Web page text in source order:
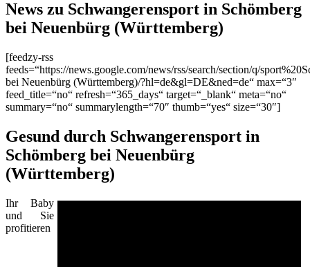
News zu Schwangerensport in Schömberg
bei Neuenbürg (Württemberg)
[feedzy-rss
feeds=“https://news.google.com/news/rss/search/section/q/
bei Neuenbürg (Württemberg)/?hl=de&gl=DE&ned=de“ max=“3″
feed_title=“no“ refresh=“365_days“ target=“_blank“ meta=“no“
summary=“no“ summarylength=“70″ thumb=“yes“ size=“30″]
Gesund durch Schwangerensport in
Schömberg bei Neuenbürg
(Württemberg)
Ihr Baby
und Sie
profitieren